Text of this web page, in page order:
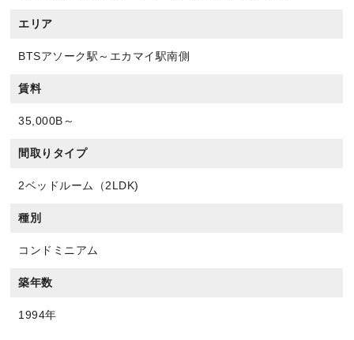
エリア
BTSアソーク駅～エカマイ駅南側
賃料
35,000B～
間取りタイプ
2ベッドルーム（2LDK)
種別
コンドミニアム
築年数
1994年